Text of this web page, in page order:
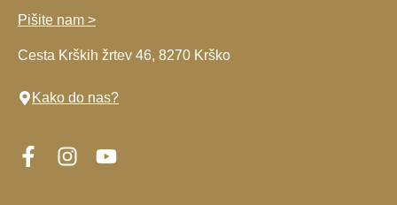
Pišite nam >
Cesta Krških žrtev 46, 8270 Krško
Kako do nas?